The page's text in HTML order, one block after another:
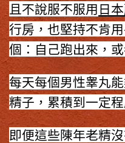
且不說服不服用 日
行房，也堅持不肯
個：自己跑出來，
每天每個男性睾丸
精子，累積到一定
即便這些陳年老精